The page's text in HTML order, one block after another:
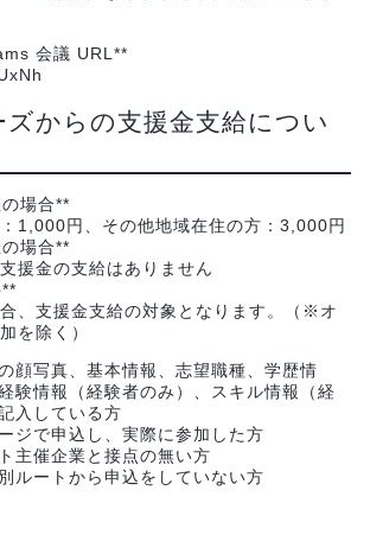
会議 URL**
からの支援金支給につい
場合**
1,000円、その他地域在住の方：3,000円
場合**
援金の支給はありません
、支援金支給の対象となります。（※オ
を除く）
顔写真、基本情報、志望職種、学歴情
験情報（経験者のみ）、スキル情報（経
入している方
ジで申込し、実際に参加した方
主催企業と接点の無い方
ルートから申込をしていない方